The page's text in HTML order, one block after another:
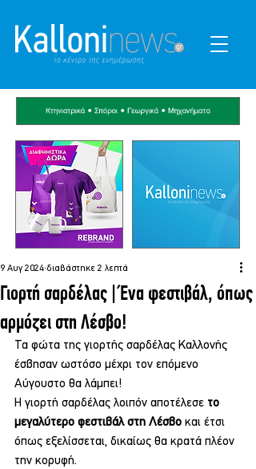
Γιορτή σαρδέλας | Ένα φεστιβάλ, όπως
αρμόζει στη Λέσβο!
9 Αυγ 2024 διαβάστηκε 2 λεπτά
Τα φώτα της γιορτής σαρδέλας Καλλονής
έσβησαν ωστόσο μέχρι τον επόμενο
Αύγουστο θα λάμπει!
Η γιορτή σαρδέλας λοιπόν αποτέλεσε το
μεγαλύτερο φεστιβάλ στη Λέσβο και έτσι
όπως εξελίσσεται, δικαίως θα κρατά πλέον
την κορυφή.